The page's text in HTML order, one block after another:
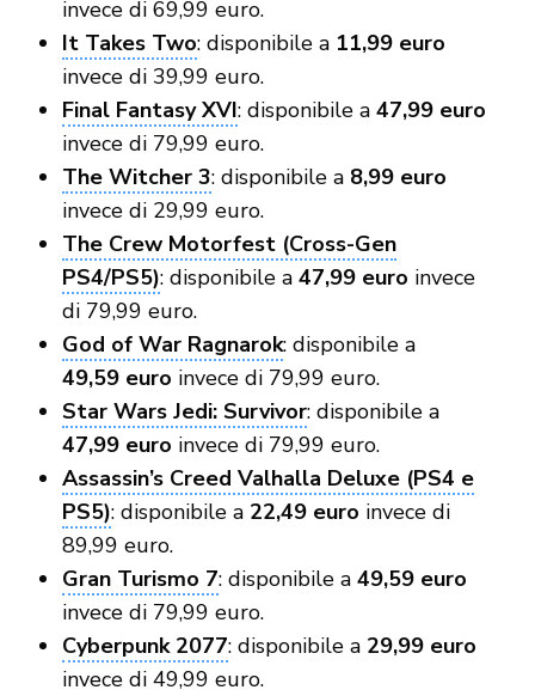
invece di 69,99 euro.
It Takes Two: disponibile a 11,99 euro
invece di 39,99 euro.
Final Fantasy XVI: disponibile a 47,99 euro
invece di 79,99 euro.
The Witcher 3: disponibile a 8,99 euro
invece di 29,99 euro.
The Crew Motorfest (Cross-Gen
PS4/PS5): disponibile a 47,99 euro invece
di 79,99 euro.
God of War Ragnarok: disponibile a
49,59 euro invece di 79,99 euro.
Star Wars Jedi: Survivor: disponibile a
47,99 euro invece di 79,99 euro.
Assassin’s Creed Valhalla Deluxe (PS4 e
PS5): disponibile a 22,49 euro invece di
89,99 euro.
Gran Turismo 7: disponibile a 49,59 euro
invece di 79,99 euro.
Cyberpunk 2077: disponibile a 29,99 euro
invece di 49,99 euro.